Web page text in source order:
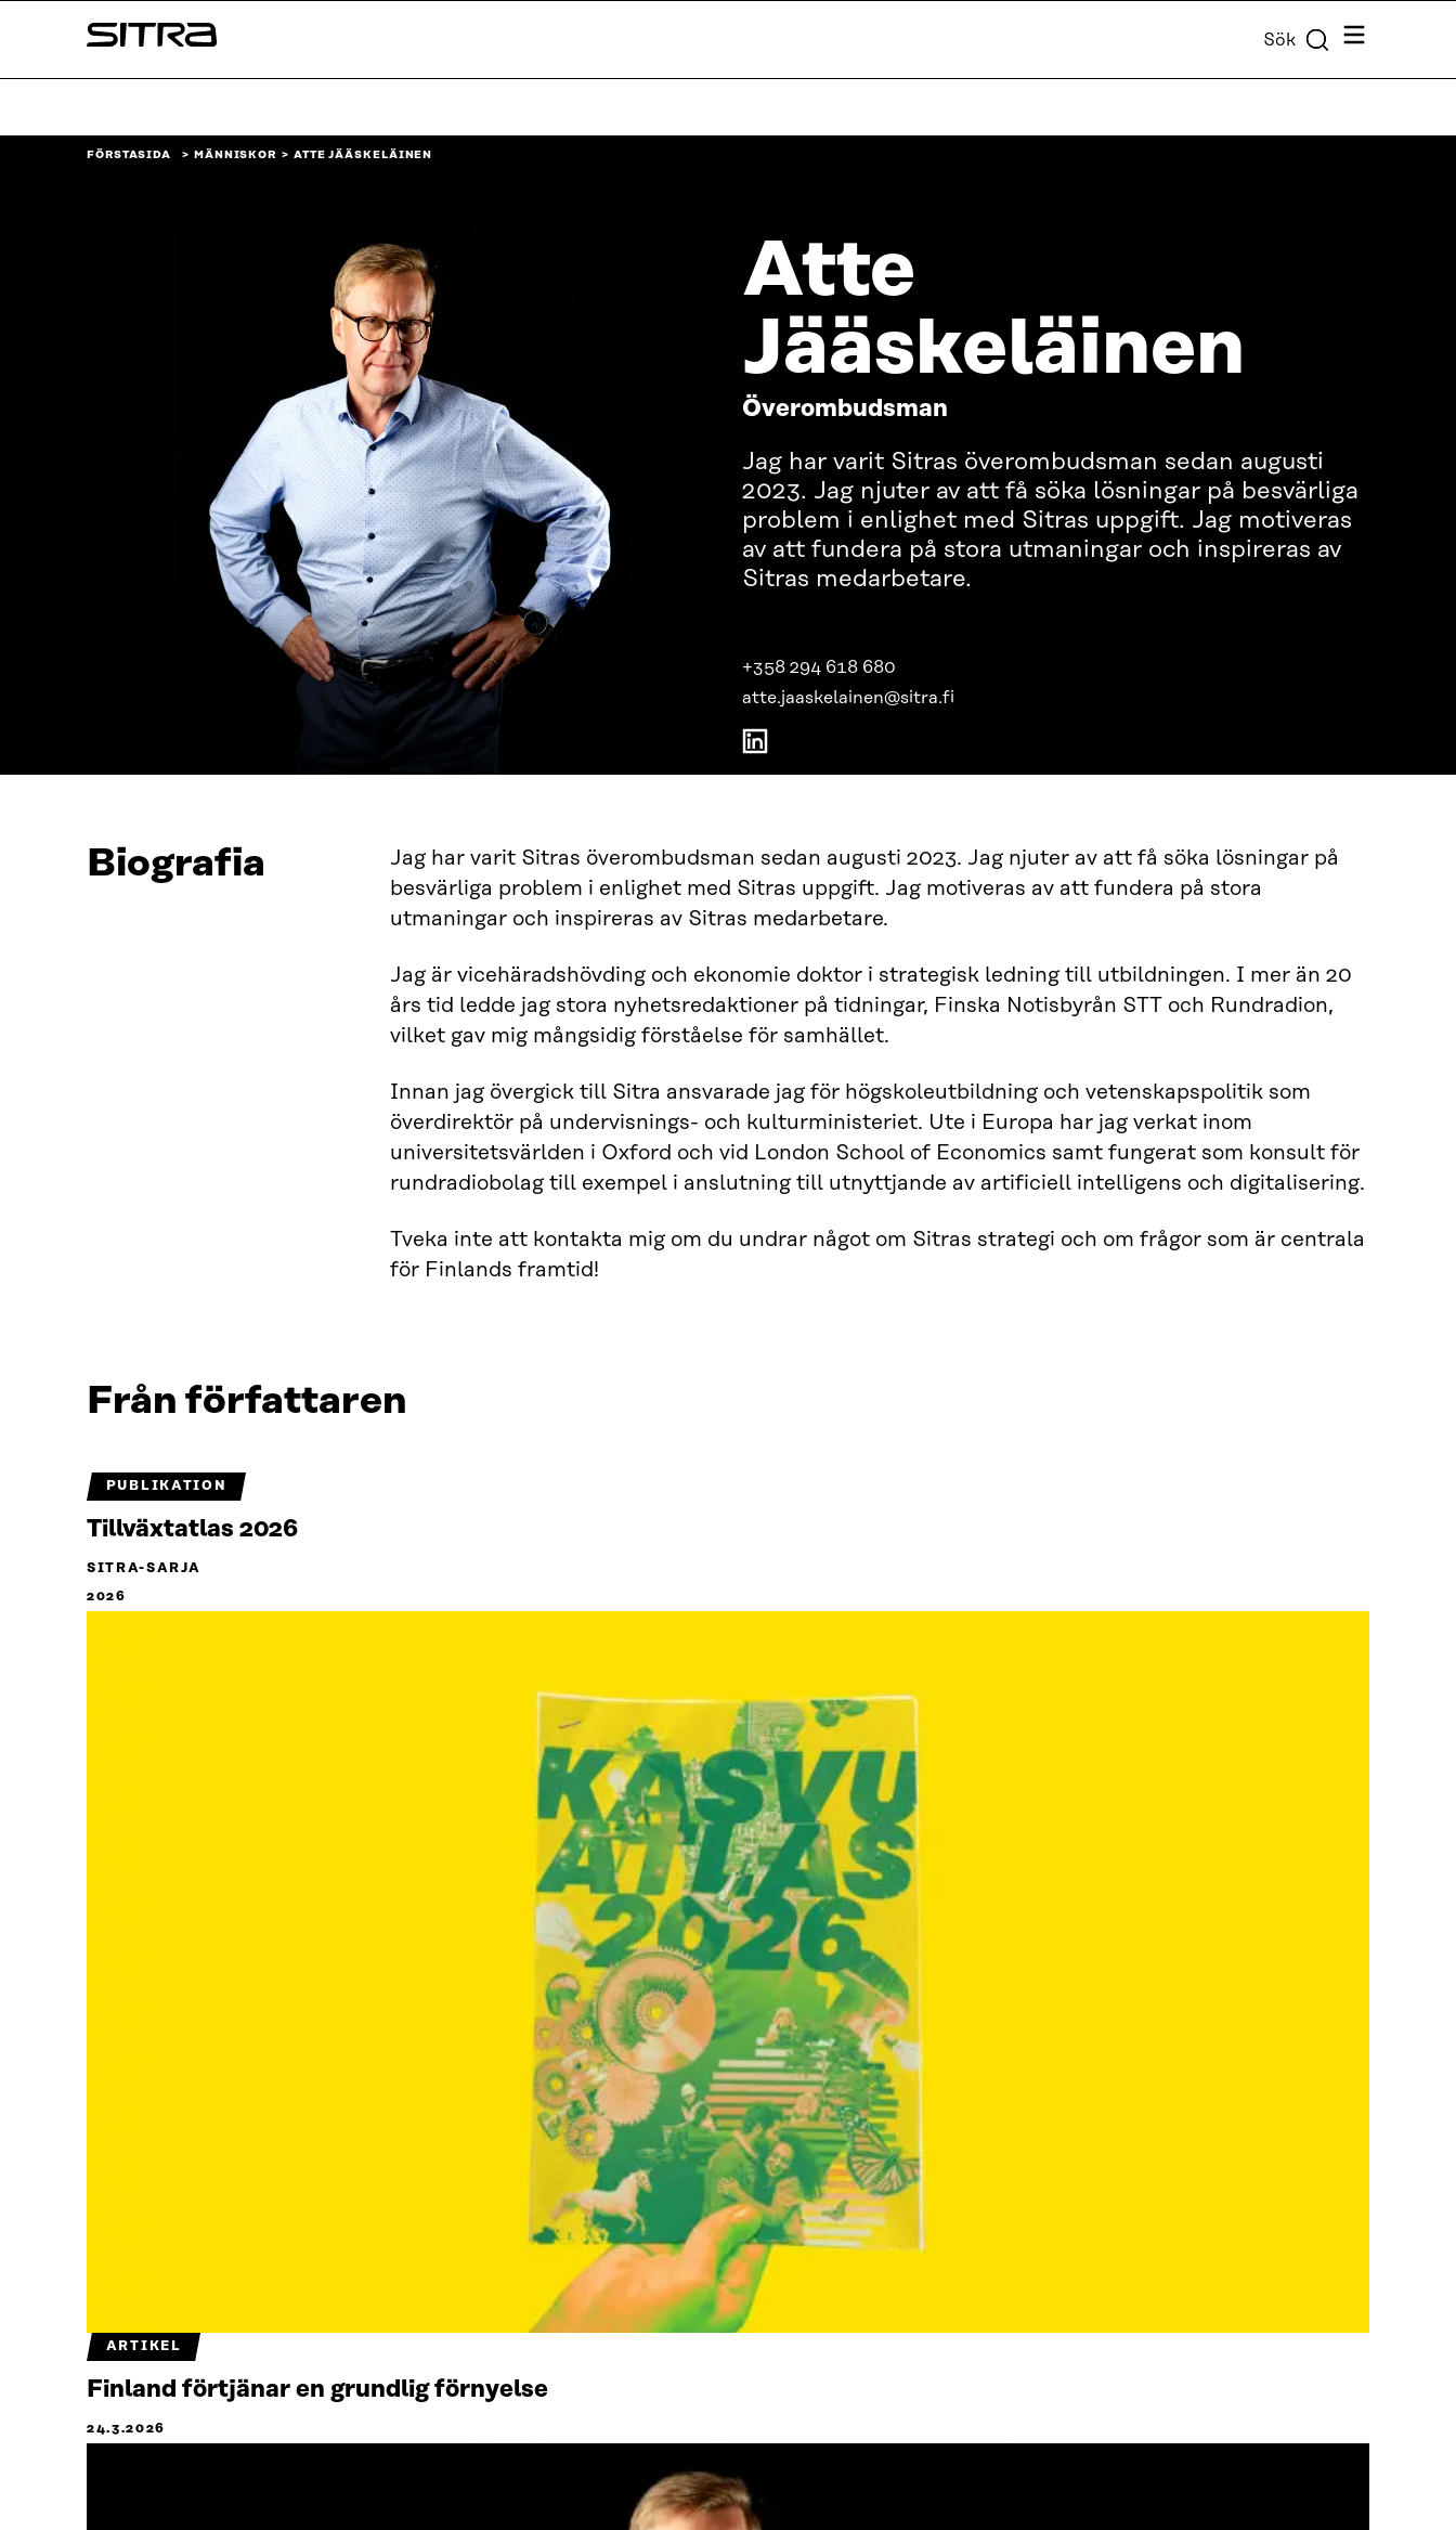
↓
Sitra Sök Meny
FÖRSTASIDA MÄNNISKOR ATTE JÄÄSKELÄINEN
Atte
Jääskeläinen
Överombudsman
Jag har varit Sitras överombudsman sedan augusti
2023. Jag njuter av att få söka lösningar på besvärliga
problem i enlighet med Sitras uppgift. Jag motiveras
av att fundera på stora utmaningar och inspireras av
Sitras medarbetare.
+358 294 618 680
atte.jaaskelainen@sitra.fi
Biografia
Jag har varit Sitras överombudsman sedan augusti 2023. Jag njuter av att få söka lösningar på
besvärliga problem i enlighet med Sitras uppgift. Jag motiveras av att fundera på stora
utmaningar och inspireras av Sitras medarbetare.
Jag är vicehäradshövding och ekonomie doktor i strategisk ledning till utbildningen. I mer än 20
års tid ledde jag stora nyhetsredaktioner på tidningar, Finska Notisbyrån STT och Rundradion,
vilket gav mig mångsidig förståelse för samhället.
Innan jag övergick till Sitra ansvarade jag för högskoleutbildning och vetenskapspolitik som
överdirektör på undervisnings- och kulturministeriet. Ute i Europa har jag verkat inom
universitetsvärlden i Oxford och vid London School of Economics samt fungerat som konsult för
rundradiobolag till exempel i anslutning till utnyttjande av artificiell intelligens och digitalisering.
Tveka inte att kontakta mig om du undrar något om Sitras strategi och om frågor som är centrala
för Finlands framtid!
Från författaren
PUBLIKATION
Tillväxtatlas 2026
SITRA-SARJA
2026
ARTIKEL
Finland förtjänar en grundlig förnyelse
24.3.2026